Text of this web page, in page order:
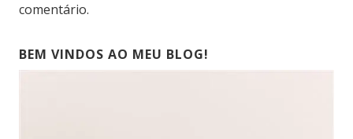
comentário.
BEM VINDOS AO MEU BLOG!